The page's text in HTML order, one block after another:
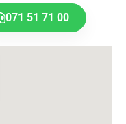
071 51 71 00